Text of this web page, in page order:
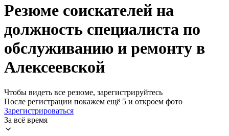
Резюме соискателей на
должность специалиста по
обслуживанию и ремонту в
Алексеевской
Чтобы видеть все резюме, зарегистрируйтесь
После регистрации покажем ещё 5 и откроем фото
Зарегистрироваться
За всё время